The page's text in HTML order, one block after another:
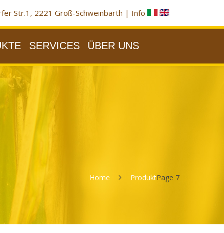
Str.1, 2221 Groß-Schweinbarth | Info
SERVICES ÜBER UNS
Home ProduktPage 7